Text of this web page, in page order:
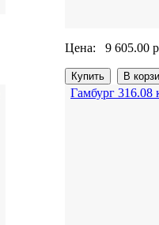
Цена: 9 605.00
Гамбург 316.08